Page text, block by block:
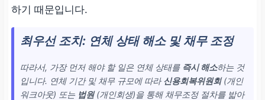
하기 때문입니다.
최우선 조치: 연체 상태 해소 및 채무 조정
따라서, 가장 먼저 해야 할 일은 연체 상태를 즉시 해소하는 것
입니다. 연체 기간 및 채무 규모에 따라 신용회복위원회(개인
워크아웃) 또는 법원(개인회생)을 통해 채무조정 절차를 밟아